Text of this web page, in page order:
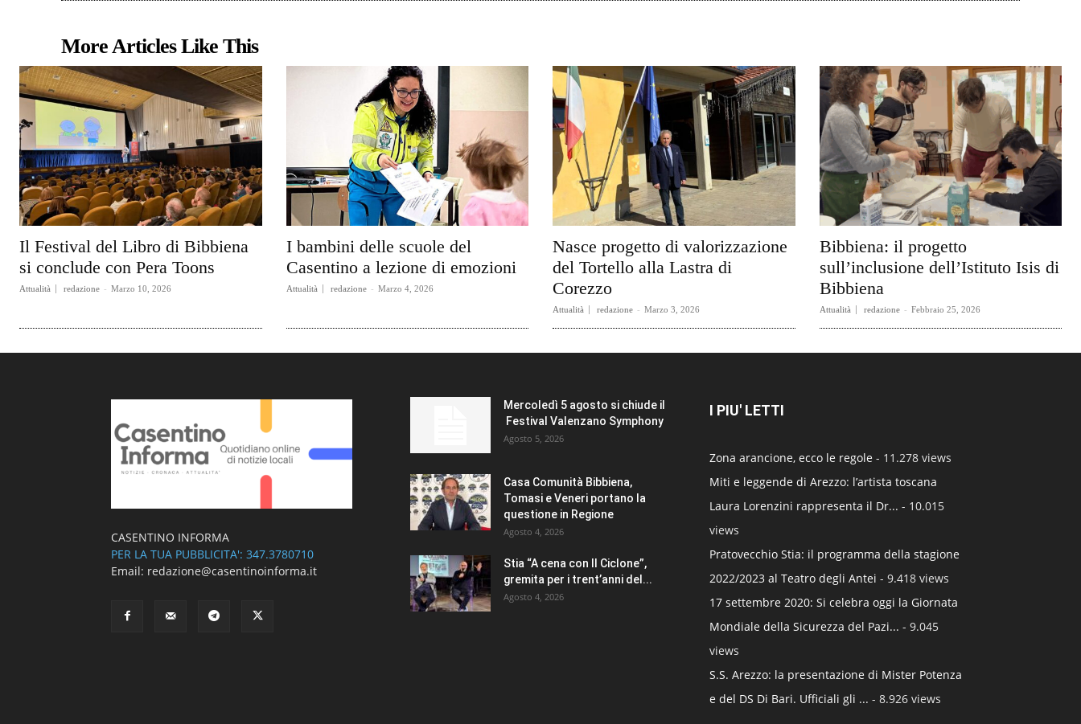
More Articles Like This
Il Festival del Libro di Bibbiena
si conclude con Pera Toons
Attualità redazione - Marzo 10, 2026
I bambini delle scuole del
Casentino a lezione di emozioni
Attualità redazione - Marzo 4, 2026
Nasce progetto di valorizzazione
del Tortello alla Lastra di
Corezzo
Attualità redazione - Marzo 3, 2026
Bibbiena: il progetto
sull’inclusione dell’Istituto Isis di
Bibbiena
Attualità redazione - Febbraio 25, 2026
CASENTINO INFORMA
PER LA TUA PUBBLICITA': 347.3780710
Email: redazione@casentinoinforma.it
Mercoledì 5 agosto si chiude il
Festival Valenzano Symphony
Agosto 5, 2026
Casa Comunità Bibbiena,
Tomasi e Veneri portano la
questione in Regione
Agosto 4, 2026
Stia “A cena con Il Ciclone”,
gremita per i trent’anni del...
Agosto 4, 2026
I PIU' LETTI
Zona arancione, ecco le regole - 11.278 views
Miti e leggende di Arezzo: l’artista toscana
Laura Lorenzini rappresenta il Dr... - 10.015
views
Pratovecchio Stia: il programma della stagione
2022/2023 al Teatro degli Antei - 9.418 views
17 settembre 2020: Si celebra oggi la Giornata
Mondiale della Sicurezza del Pazi... - 9.045
views
S.S. Arezzo: la presentazione di Mister Potenza
e del DS Di Bari. Ufficiali gli ... - 8.926 views